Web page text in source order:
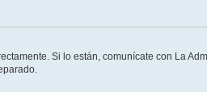
Si lo están, comunícate con La